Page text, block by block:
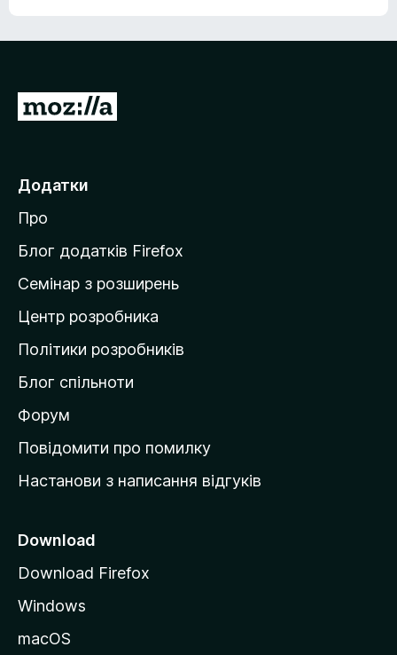
П
е
й
т
и
а
д
о
і
в
к
M
z
l
l
Додатки
Про
Блог додатків Firefox
Семінар з розширень
Центр розробника
Політики розробників
Блог спільноти
Форум
Повідомити про помилку
Настанови з написання відгуків
Download
Download Firefox
Windows
macOS